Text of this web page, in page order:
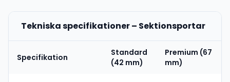
Tekniska specifikationer – Sektionsportar
Specifikation
Standard
(42 mm)
Premium (67
mm)